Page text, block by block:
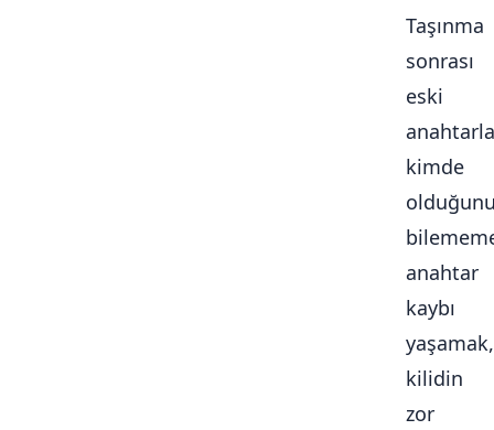
Taşınma
sonrası
eski
kimde
anahtar
kaybı
yaşamak,
kilidin
zor